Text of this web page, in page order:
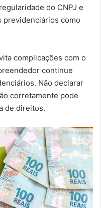
do CNPJ e
previdenciários como
complicações com o
continue
Não declarar
corretamente pode
de direitos.